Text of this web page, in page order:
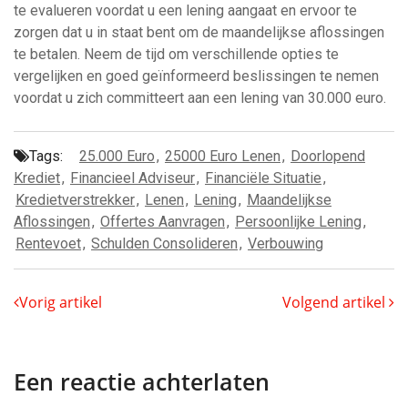
te evalueren voordat u een lening aangaat en ervoor te
zorgen dat u in staat bent om de maandelijkse aflossingen
te betalen. Neem de tijd om verschillende opties te
vergelijken en goed geïnformeerd beslissingen te nemen
voordat u zich committeert aan een lening van 30.000 euro.
Tags: 25.000 Euro, 25000 Euro Lenen, Doorlopend
Krediet, Financieel Adviseur, Financiële Situatie,
Kredietverstrekker, Lenen, Lening, Maandelijkse
Aflossingen, Offertes Aanvragen, Persoonlijke Lening,
Rentevoet, Schulden Consolideren, Verbouwing
Vorig artikel Volgend artikel
Een reactie achterlaten